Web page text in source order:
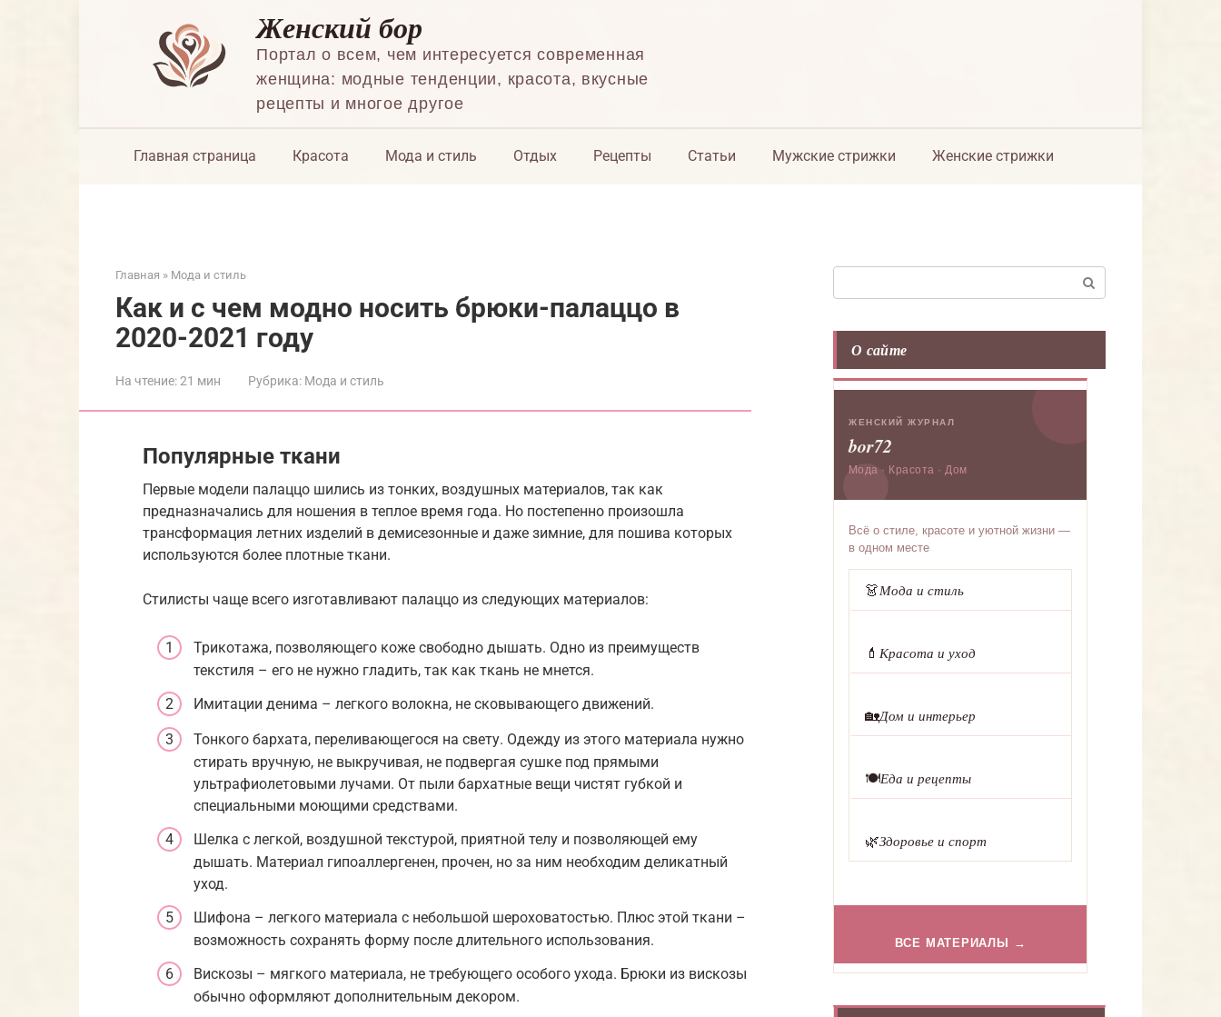
Женский бор
Портал о всем, чем интересуется современная
женщина: модные тенденции, красота, вкусные
рецепты и многое другое
Главная страница Красота Мода и стиль Отдых Рецепты Статьи Мужские стрижки Женские стрижки
Главная » Мода и стиль
Как и с чем модно носить брюки-палаццо в
2020-2021 году
На чтение:21 мин Рубрика: Мода и стиль
Популярные ткани
Первые модели палаццо шились из тонких, воздушных материалов, так как
предназначались для ношения в теплое время года. Но постепенно произошла
трансформация летних изделий в демисезонные и даже зимние, для пошива которых
используются более плотные ткани.
Стилисты чаще всего изготавливают палаццо из следующих материалов:
Трикотажа, позволяющего коже свободно дышать. Одно из преимуществ
текстиля – его не нужно гладить, так как ткань не мнется.
Имитации денима – легкого волокна, не сковывающего движений.
Тонкого бархата, переливающегося на свету. Одежду из этого материала нужно
стирать вручную, не выкручивая, не подвергая сушке под прямыми
ультрафиолетовыми лучами. От пыли бархатные вещи чистят губкой и
специальными моющими средствами.
Шелка с легкой, воздушной текстурой, приятной телу и позволяющей ему
дышать. Материал гипоаллергенен, прочен, но за ним необходим деликатный
уход.
Шифона – легкого материала с небольшой шероховатостью. Плюс этой ткани –
возможность сохранять форму после длительного использования.
Вискозы – мягкого материала, не требующего особого ухода. Брюки из вискозы
обычно оформляют дополнительным декором.
О сайте
ЖЕНСКИЙ ЖУРНАЛ
bor72
Мода · Красота · Дом
Всё о стиле, красоте и уютной жизни —
в одном месте
👗Мода и стиль
💄 Красота и уход
🏡Дом и интерьер
🍽️Еда и рецепты
🌿Здоровье и спорт
ВСЕ МАТЕРИАЛЫ →